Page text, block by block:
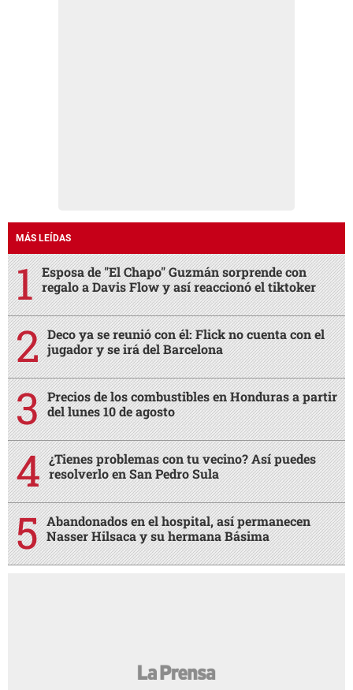
MÁS LEÍDAS
Esposa de "El Chapo" Guzmán sorprende con
regalo a Davis Flow y así reaccionó el tiktoker
Deco ya se reunió con él: Flick no cuenta con el
jugador y se irá del Barcelona
Precios de los combustibles en Honduras a partir
del lunes 10 de agosto
¿Tienes problemas con tu vecino? Así puedes
resolverlo en San Pedro Sula
Abandonados en el hospital, así permanecen
Nasser Hilsaca y su hermana Básima